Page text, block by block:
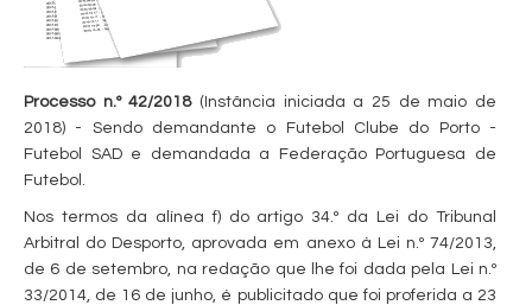
Processo n.º 42/2018(Instância iniciada a 25 de maio de
2018) - Sendo demandante o Futebol Clube do Porto -
Futebol SAD e demandada a Federação Portuguesa de
Futebol.
Nos termos da alínea f) do artigo 34.º da Lei do Tribunal
Arbitral do Desporto, aprovada em anexo à Lei n.º 74/2013,
de 6 de setembro, na redação que lhe foi dada pela Lei n.º
33/2014, de 16 de junho, é publicitado que foi proferida a 23